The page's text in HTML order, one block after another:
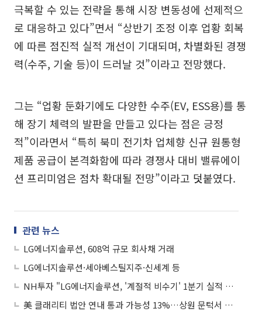
극복할 수 있는 전략을 통해 시장 변동성에 선제적으
로 대응하고 있다”면서 “상반기 조정 이후 업황 회복
에 따른 점진적 실적 개선이 기대되며, 차별화된 경쟁
력(수주, 기술 등)이 드러날 것”이라고 전망했다.
그는 “업황 둔화기에도 다양한 수주(EV, ESS용)를 통
해 장기 체력의 발판을 만들고 있다는 점은 긍정
적”이라면서 “특히 북미 전기차 업체향 신규 원통형
제품 공급이 본격화함에 따라 경쟁사 대비 밸류에이
션 프리미엄은 점차 확대될 전망”이라고 덧붙였다.
관련 뉴스
LG에너지솔루션, 608억 규모 회사채 거래
LG에너지솔루션·세아베스틸지주·신세계 등
NH투자 "LG에너지솔루션, '계절적 비수기' 1분기 실적 부진 전망"
美 클래리티 법안 연내 통과 가능성 13%…상원 문턱서 제동